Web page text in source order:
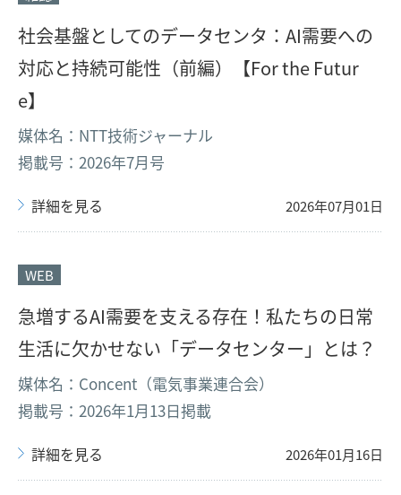
社会基盤としてのデータセンタ：AI需要への
対応と持続可能性（前編）【For the Futur
e】
媒体名：NTT技術ジャーナル
掲載号：2026年7月号
詳細を見る 2026年07月01日
WEB
急増するAI需要を支える存在！私たちの日常
生活に欠かせない「データセンター」とは？
媒体名：Concent（電気事業連合会）
掲載号：2026年1月13日掲載
詳細を見る 2026年01月16日